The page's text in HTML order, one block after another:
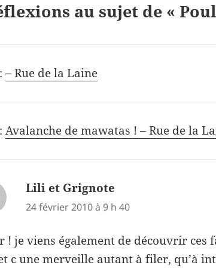
au sujet de «
– Rue de la Laine
Avalanche de mawatas ! – Rue de la
Lili et Grignote
24 février 2010 à 9 h 40
! je viens également de découvrir ces
c une merveille autant à filer, qu’à